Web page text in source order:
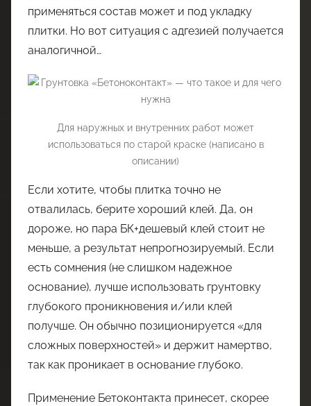
применяться состав может и под укладку
плитки. Но вот ситуация с адгезией получается
аналогичной…
Для наружных и внутренних работ может
использоваться по старой краске (написано в
описании)
Если хотите, чтобы плитка точно не
отвалилась, берите хороший клей. Да, он
дороже, но пара БК+дешевый клей стоит не
меньше, а результат непрогнозируемый. Если
есть сомнения (не слишком надежное
основание), лучше использовать грунтовку
глубокого проникновения и/или клей
получше. Он обычно позиционируется «для
сложных поверхностей» и держит намертво,
так как проникает в основание глубоко.
Применение Бетоконтакта принесет, скорее